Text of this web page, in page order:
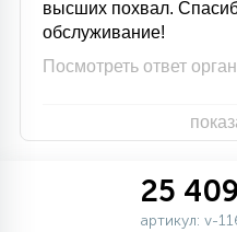
высших похвал.
обслуживание!
Посмотреть ответ
25
артикул: v-